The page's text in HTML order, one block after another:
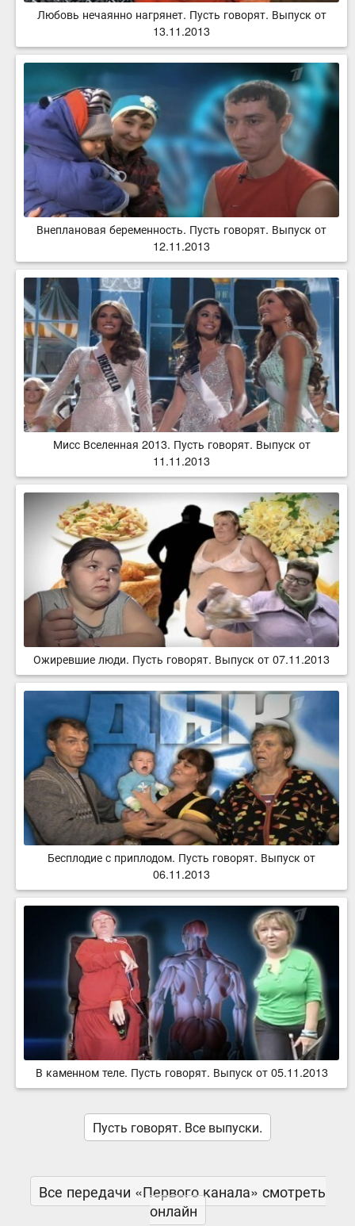
Любовь нечаянно нагрянет. Пусть говорят. Выпуск от
13.11.2013
Внеплановая беременность. Пусть говорят. Выпуск от
12.11.2013
Мисс Вселенная 2013. Пусть говорят. Выпуск от
11.11.2013
Ожиревшие люди. Пусть говорят. Выпуск от 07.11.2013
Бесплодие с приплодом. Пусть говорят. Выпуск от
06.11.2013
В каменном теле. Пусть говорят. Выпуск от 05.11.2013
Пусть говорят. Все выпуски.
Все передачи «Первого канала» смотреть
онлайн